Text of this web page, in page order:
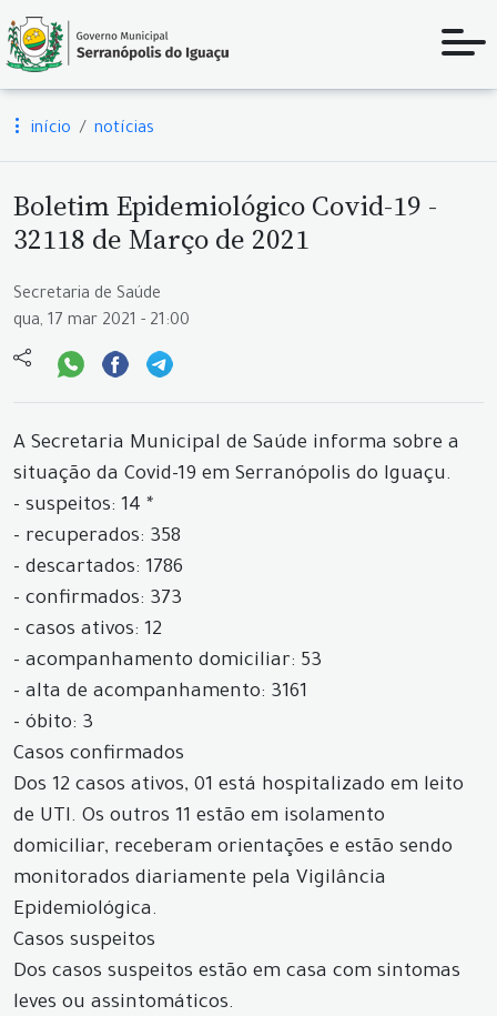
início notícias
Boletim Epidemiológico Covid-19 -
32118 de Março de 2021
Secretaria de Saúde
qua, 17 mar 2021 - 21:00
A Secretaria Municipal de Saúde informa sobre a
situação da Covid-19 em Serranópolis do Iguaçu.
- suspeitos: 14 *
- recuperados: 358
- descartados: 1786
- confirmados: 373
- casos ativos: 12
- acompanhamento domiciliar: 53
- alta de acompanhamento: 3161
- óbito: 3
Casos confirmados
Dos 12 casos ativos, 01 está hospitalizado em leito
de UTI. Os outros 11 estão em isolamento
domiciliar, receberam orientações e estão sendo
monitorados diariamente pela Vigilância
Epidemiológica.
Casos suspeitos
Dos casos suspeitos estão em casa com sintomas
leves ou assintomáticos.